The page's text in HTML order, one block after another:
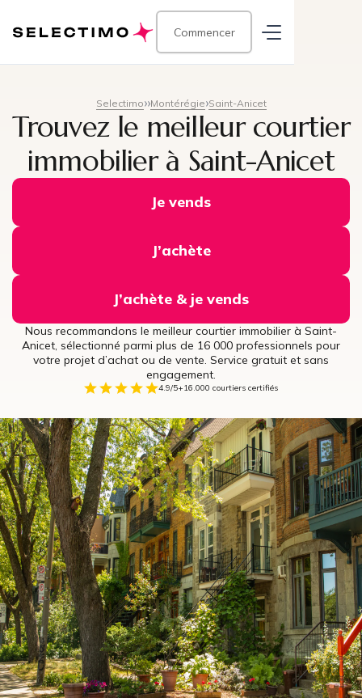
Commencer
Selectimo Montérégie Saint-Anicet
Trouvez le meilleur courtier
immobilier à Saint-Anicet
Je vends
J’achète
J’achète & je vends
Nous recommandons le meilleur courtier immobilier à Saint-
Anicet, sélectionné parmi plus de 16 000 professionnels pour
votre projet d’achat ou de vente. Service gratuit et sans
engagement.
4.9/5+16.000 courtiers certifiés